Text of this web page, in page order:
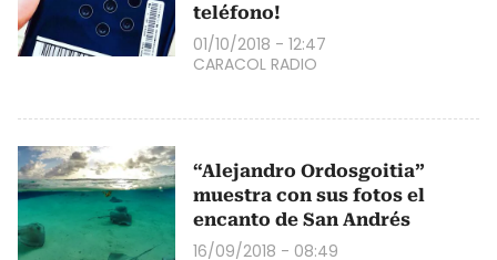
teléfono!
01/10/2018 - 12:47
CARACOL RADIO
“Alejandro Ordosgoitia”
muestra con sus fotos el
encanto de San Andrés
16/09/2018 - 08:49